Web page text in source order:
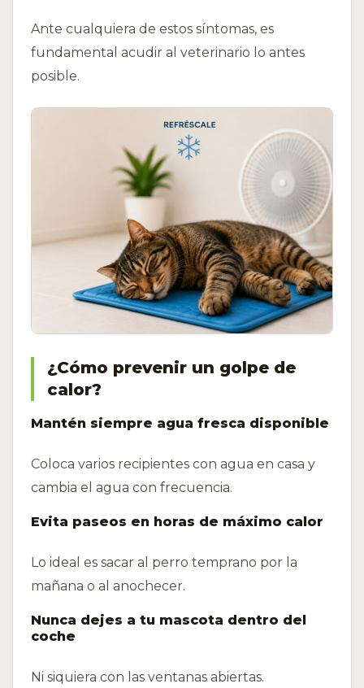
Ante cualquiera de estos síntomas, es
fundamental acudir al veterinario lo antes
posible.
¿Cómo prevenir un golpe de
calor?
Mantén siempre agua fresca disponible
Coloca varios recipientes con agua en casa y
cambia el agua con frecuencia.
Evita paseos en horas de máximo calor
Lo ideal es sacar al perro temprano por la
mañana o al anochecer.
Nunca dejes a tu mascota dentro del
coche
Ni siquiera con las ventanas abiertas.